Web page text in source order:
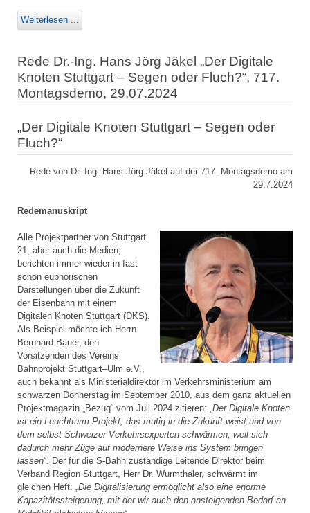
Weiterlesen ...
Rede Dr.-Ing. Hans Jörg Jäkel „Der Digitale
Knoten Stuttgart – Segen oder Fluch?“, 717.
Montagsdemo, 29.07.2024
„Der Digitale Knoten Stuttgart – Segen oder
Fluch?“
Rede von Dr.-Ing. Hans-Jörg Jäkel auf der 717. Montagsdemo am
29.7.2024
Redemanuskript
Alle Projektpartner von Stuttgart
21, aber auch die Medien,
berichten immer wieder in fast
schon euphorischen
Darstellungen über die Zukunft
der Eisenbahn mit einem
Digitalen Knoten Stuttgart (DKS).
Als Beispiel möchte ich Herrn
Bernhard Bauer, den
Vorsitzenden des Vereins
Bahnprojekt Stuttgart–Ulm e.V.,
auch bekannt als Ministerial­direktor im Verkehrsministerium am
schwarzen Donnerstag im September 2010, aus dem ganz aktuellen
Projektmagazin „Bezug“ vom Juli 2024 zitieren: „Der Digitale Knoten
ist ein Leuchtturm-Projekt, das mutig in die Zukunft weist und von
dem selbst Schweizer Verkehrsexperten schwärmen, weil sich
dadurch mehr Züge auf modernere Weise ins System bringen
lassen“. Der für die S-Bahn zuständige Leitende Direktor beim
Verband Region Stuttgart, Herr Dr. Wurmthaler, schwärmt im
gleichen Heft: „Die Digitalisierung ermöglicht also eine enorme
Kapazitätssteigerung, mit der wir auch den ansteigenden Bedarf an